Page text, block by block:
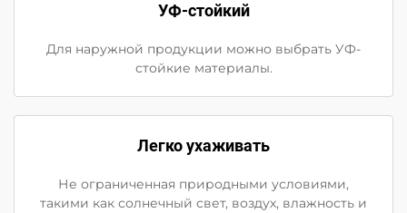
УФ-стойкий
Для наружной продукции можно выбрать УФ-
стойкие материалы.
Легко ухаживать
Не ограниченная природными условиями,
такими как солнечный свет, воздух, влажность и